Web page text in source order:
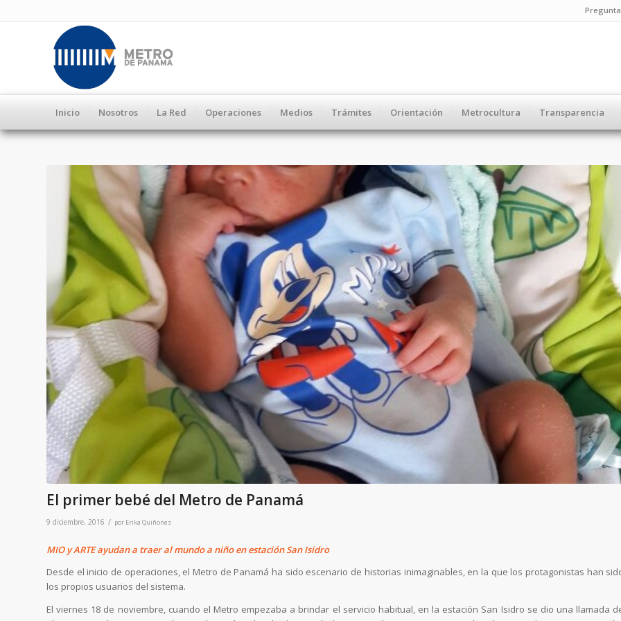
Inicio Nosotros La Red Operaciones Medios Trámites Orientación Metrocultura Transparencia
El primer bebé del Metro de Panamá
9 diciembre, 2016 / por Erika Quiñones
MIO y ARTE ayudan a traer al mundo a niño en estación San Isidro
Desde el inicio de operaciones, el Metro de Panamá ha sido escenario de historias inimaginables, en la que los protagonistas han
los propios usuarios del sistema.
El viernes 18 de noviembre, cuando el Metro empezaba a brindar el servicio habitual, en la estación San Isidro se dio una llamada